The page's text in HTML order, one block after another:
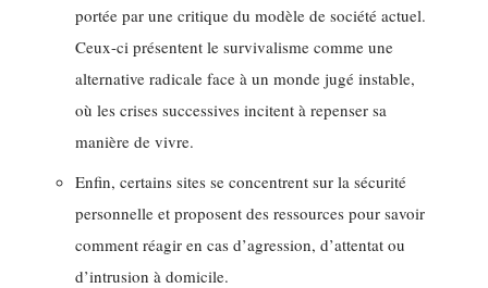
portée par une critique du modèle de société actuel.
Ceux-ci présentent le survivalisme comme une
alternative radicale face à un monde jugé instable,
où les crises successives incitent à repenser sa
manière de vivre.
Enfin, certains sites se concentrent sur la sécurité
personnelle et proposent des ressources pour savoir
comment réagir en cas d’agression, d’attentat ou
d’intrusion à domicile.